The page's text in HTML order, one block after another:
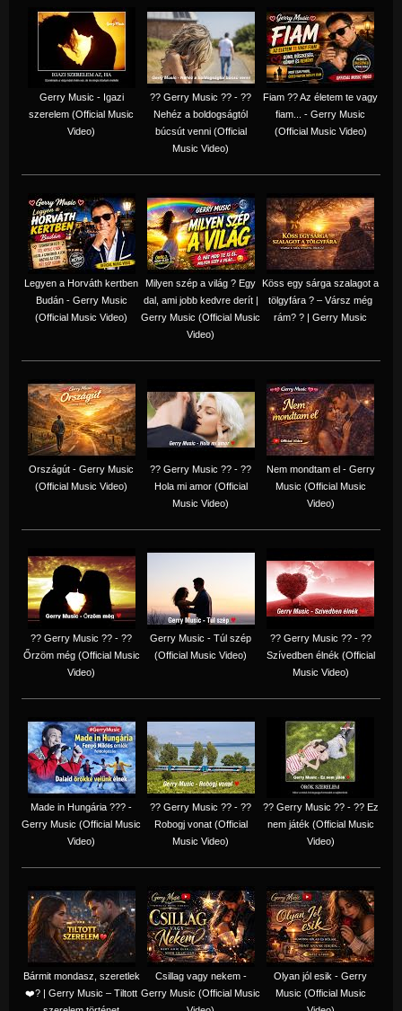
Gerry Music - Igazi
szerelem (Official Music
Video)
?? Gerry Music ?? - ??
Nehéz a boldogságtól
búcsút venni (Official
Music Video)
Fiam ?‍? Az életem te vagy
fiam... - Gerry Music
(Official Music Video)
Legyen a Horváth kertben
Budán - Gerry Music
(Official Music Video)
Milyen szép a világ ? Egy
dal, ami jobb kedvre derít |
Gerry Music (Official Music
Video)
Köss egy sárga szalagot a
tölgyfára ?️ – Vársz még
rám? ? | Gerry Music
Országút - Gerry Music
(Official Music Video)
?? Gerry Music ?? - ??
Hola mi amor (Official
Music Video)
Nem mondtam el - Gerry
Music (Official Music
Video)
?? Gerry Music ?? - ??
Őrzöm még (Official Music
Video)
Gerry Music - Túl szép
(Official Music Video)
?? Gerry Music ?? - ??
Szívedben élnék (Official
Music Video)
Made in Hungária ??? -
Gerry Music (Official Music
Video)
?? Gerry Music ?? - ??
Robogj vonat (Official
Music Video)
?? Gerry Music ?? - ?? Ez
nem játék (Official Music
Video)
Bármit mondasz, szeretlek
❤️‍? | Gerry Music – Tiltott
Csillag vagy nekem -
Gerry Music (Official Music
Olyan jól esik - Gerry
Music (Official Music